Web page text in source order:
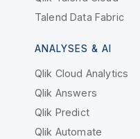
Talend Data Fabric
ANALYSES & AI
Qlik Cloud Analytics
Qlik Answers
Qlik Predict
Qlik Automate